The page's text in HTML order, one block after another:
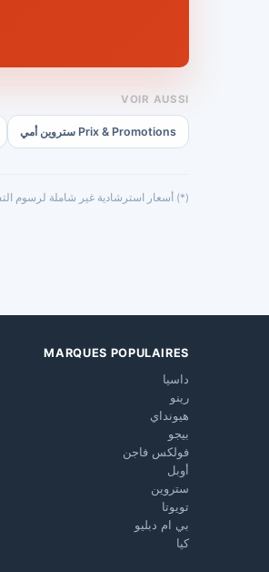
VOIR AUSSI
Prix & Promotions ستروين أمي
(*) أسعار استرشادية غير شاملة لرسوم
MARQUES POPULAIRES
داسيا
رينو
هيونداي
بيجو
فولكس فاجن
أوبل
ستروين
تويوتا
بي ام دبليو
كيا